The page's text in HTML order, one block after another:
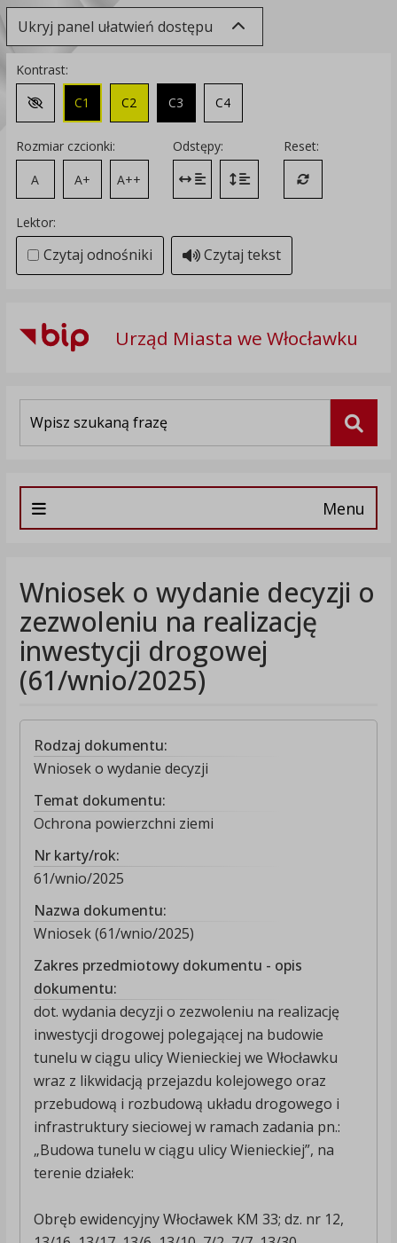
Ukryj panel ułatwień dostępu
Kontrast:
Zmień kontrast na domyślny
C1 C2 C3 C4
Rozmiar czcionki:
A
A+ A++
Odstępy:
Zmień odstęp między literami
Zmień interlinię i margines
Reset:
Przywróć
Lektor:
Czytaj odnośniki Czytaj tekst
Urząd Miasta we Włocławku
Menu
Wniosek o wydanie decyzji o
zezwoleniu na realizację
inwestycji drogowej
(61/wnio/2025)
Rodzaj dokumentu:
Wniosek o wydanie decyzji
Temat dokumentu:
Ochrona powierzchni ziemi
Nr karty/rok:
61/wnio/2025
Nazwa dokumentu:
Wniosek (61/wnio/2025)
Zakres przedmiotowy dokumentu - opis
dokumentu:
dot. wydania decyzji o zezwoleniu na realizację
inwestycji drogowej polegającej na budowie
tunelu w ciągu ulicy Wienieckiej we Włocławku
wraz z likwidacją przejazdu kolejowego oraz
przebudową i rozbudową układu drogowego i
infrastruktury sieciowej w ramach zadania pn.:
„Budowa tunelu w ciągu ulicy Wienieckiej”, na
terenie działek:
Obręb ewidencyjny Włocławek KM 33; dz. nr 12,